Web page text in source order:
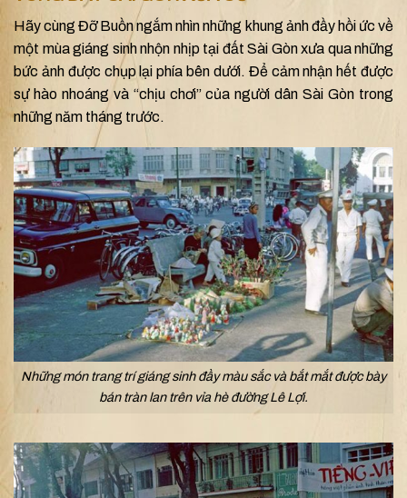
Hãy cùng Đỡ Buồn ngắm nhìn những khung ảnh đầy hồi ức về
một mùa giáng sinh nhộn nhịp tại đất Sài Gòn xưa qua những
bức ảnh được chụp lại phía bên dưới. Để cảm nhận hết được
sự hào nhoáng và “chịu chơi” của người dân Sài Gòn trong
những năm tháng trước.
Những món trang trí giáng sinh đầy màu sắc và bắt mắt được bày
bán tràn lan trên vỉa hè đường Lê Lợi.